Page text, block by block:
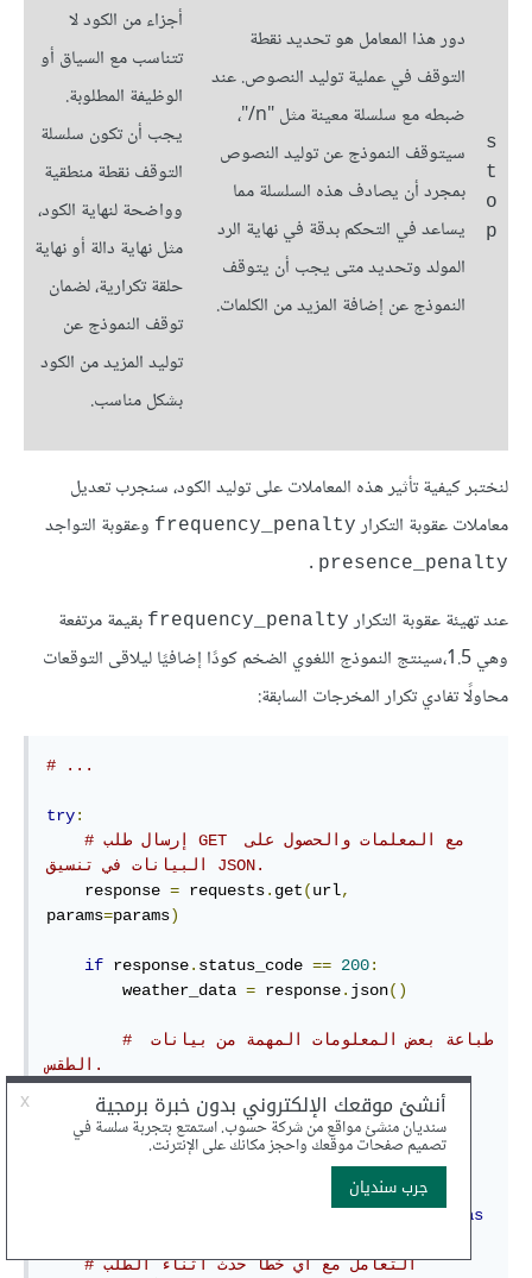
s
t
o
p
دور هذا المعامل هو تحديد نقطة
التوقف في عملية توليد النصوص. عند
ضبطه مع سلسلة معينة مثل "n/"،
سيتوقف النموذج عن توليد النصوص
بمجرد أن يصادف هذه السلسلة مما
يساعد في التحكم بدقة في نهاية الرد
المولد وتحديد متى يجب أن يتوقف
النموذج عن إضافة المزيد من الكلمات.
أجزاء من الكود لا
تتناسب مع السياق أو
الوظيفة المطلوبة.
يجب أن تكون سلسلة
التوقف نقطة منطقية
وواضحة لنهاية الكود،
مثل نهاية دالة أو نهاية
حلقة تكرارية، لضمان
توقف النموذج عن
توليد المزيد من الكود
بشكل مناسب.
لنختبر كيفية تأثير هذه المعاملات على توليد الكود، سنجرب تعديل
معاملات عقوبة التكرار frequency_penalty وعقوبة التواجد
presence_penalty
.
عند تهيئة عقوبة التكرار frequency_penalty بقيمة مرتفعة
وهي 1.5،سينتج النموذج اللغوي الضخم كودًا إضافيًا ليلاقى التوقعات
محاولًا تفادي تكرار المخرجات السابقة:
# ...
try:
# إرسال طلب GET مع المعلمات والحصول على
البيانات في تنسيق JSON.
    response
= requests. get(url,
params=params)
if response. status_code == 200:
        weather_data
= response. json()
# طباعة بعض المعلومات المهمة من بيانات
الطقس.
weather_data['name'])
print( "درجة الحرارة:",
"K")
as
# التعامل مع أي خطأ حدث أثناء الطلب